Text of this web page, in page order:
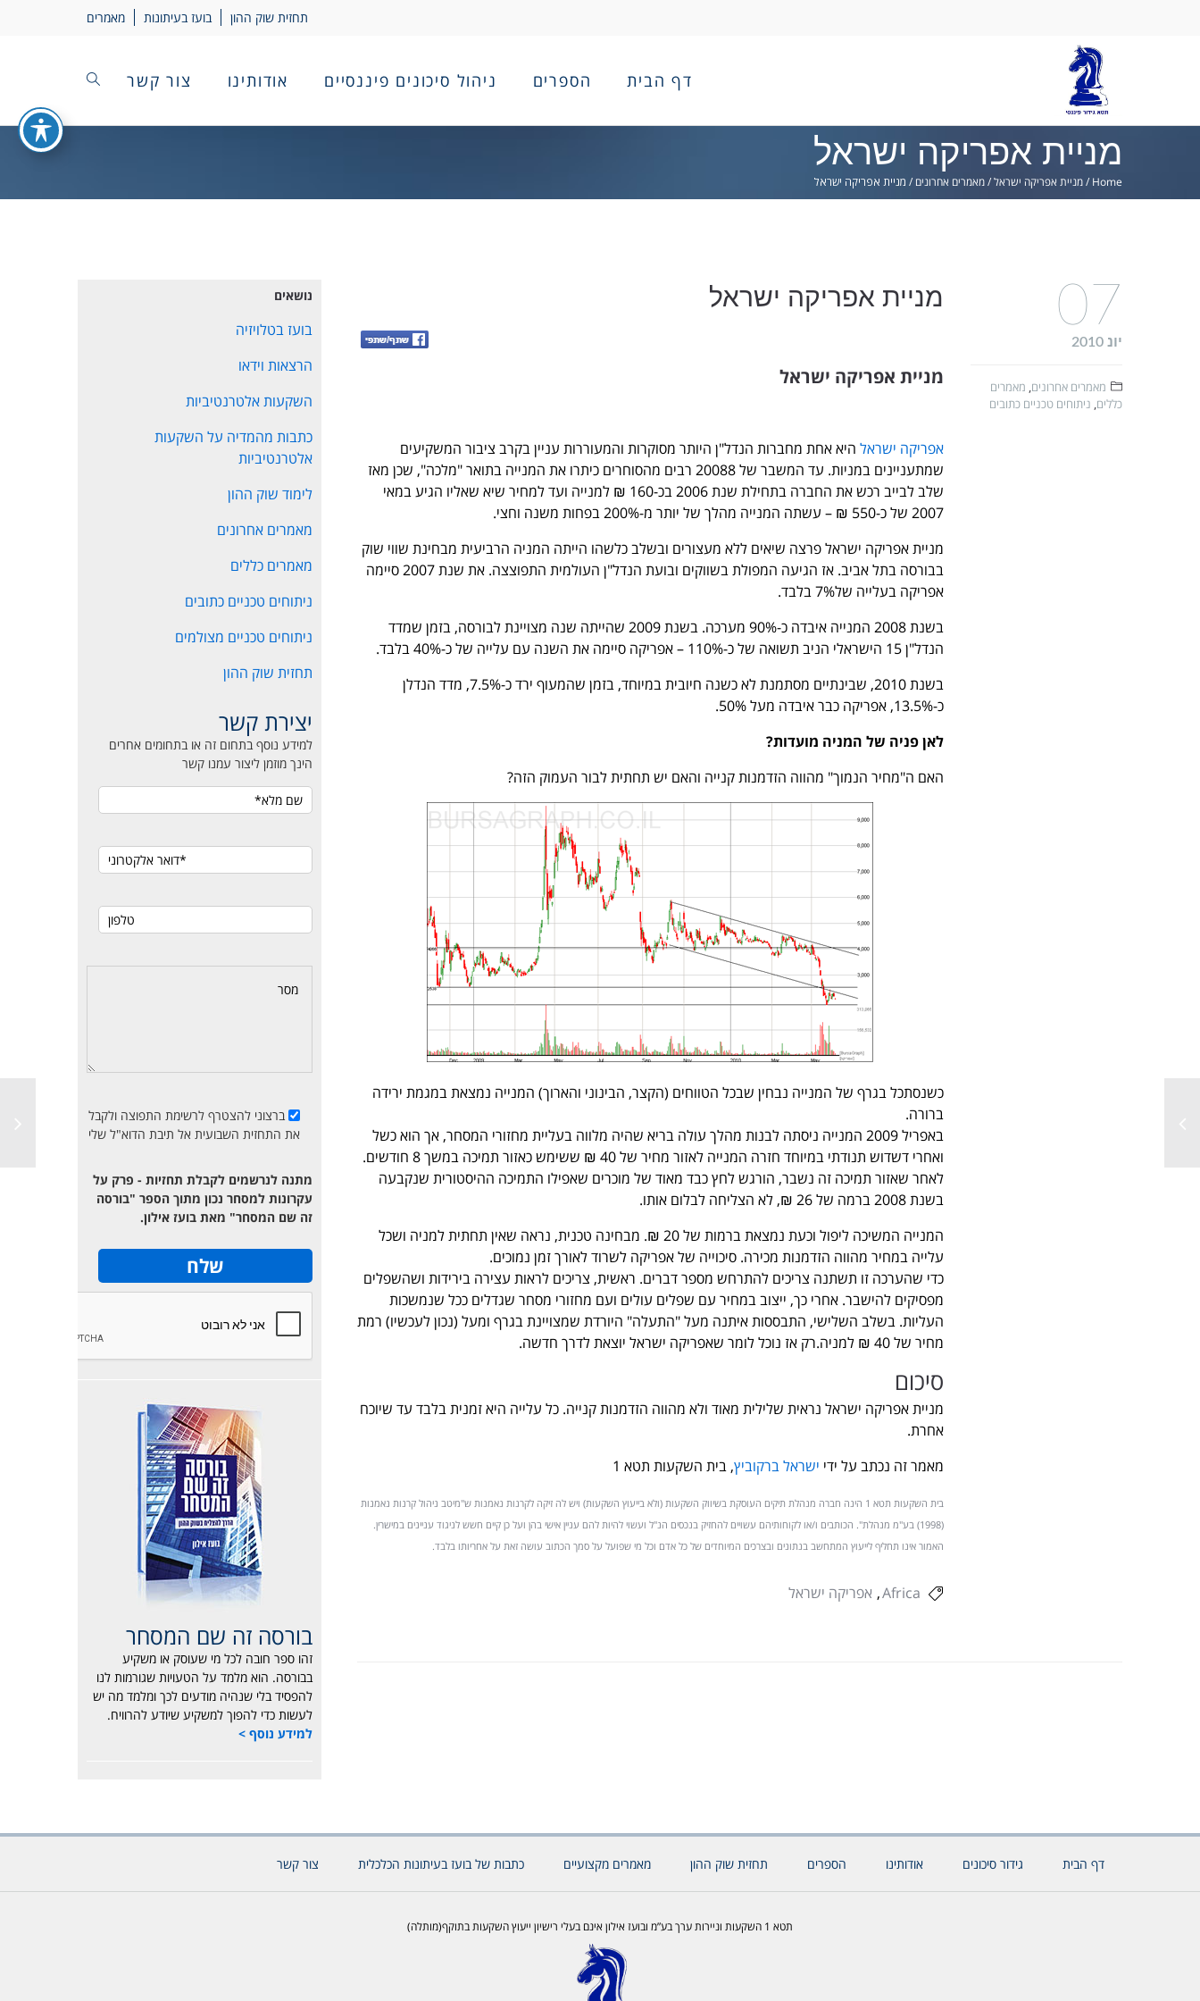
תחזית שוק ההון בועז בעיתונות מאמרים
דף הבית הספרים ניהול סיכונים פיננסיים אודותינו צור קשר
מניית אפריקה ישראל
Home
/מניית אפריקה ישראל/מאמרים אחרונים / מניית אפריקה ישראל
מניית אפריקה ישראל
מניית אפריקה ישראל
אפריקה ישראל היא אחת מחברות הנדל"ן היותר מסוקרות והמעוררות עניין בקרב ציבור המשקיעים
שמתעניינים במניות. עד המשבר של 20088 רבים מהסוחרים כיתרו את המנייה בתואר "מלכה", שכן מאז
שלב לבייב רכש את החברה בתחילת שנת 2006 בכ-160 ₪ למנייה ועד למחיר שיא שאליו הגיע במאי
2007 של כ-550 ₪ – עשתה המנייה מהלך של יותר מ-200% בפחות משנה וחצי.
מניית אפריקה ישראל פרצה שיאים ללא מעצורים ובשלב כלשהו הייתה המניה הרביעית מבחינת שווי שוק
בבורסה בתל אביב. אז הגיעה המפולת בשווקים ובועת הנדל"ן העולמית התפוצצה. את שנת 2007 סיימה
אפריקה בעלייה של7% בלבד.
בשנת 2008 המנייה איבדה כ-90% מערכה. בשנת 2009 שהייתה שנה מצויינת לבורסה, בזמן שמדד
הנדל"ן 15 הישראלי הניב תשואה של כ-110% – אפריקה סיימה את השנה עם עלייה של כ-40% בלבד.
בשנת 2010, שבינתיים מסתמנת לא כשנה חיובית במיוחד, בזמן שהמעוף ירד כ-7.5%, מדד הנדלן
כ-13.5%, אפריקה כבר איבדה מעל 50%.
לאן פניה של המניה מועדות?
האם ה"מחיר הנמוך" מהווה הזדמנות קנייה והאם יש תחתית לבור העמוק הזה?
כשנסתכל בגרף של המנייה נבחין שבכל הטווחים (הקצר, הבינוני והארוך) המנייה נמצאת במגמת ירידה
ברורה.
באפריל 2009 המנייה ניסתה לבנות מהלך עולה בריא שהיה מלווה בעליית מחזורי המסחר, אך הוא כשל
ואחרי דשדוש תנודתי במיוחד חזרה המנייה לאזור מחיר של 40 ₪ ששימש כאזור תמיכה במשך 8 חודשים.
לאחר שאזור תמיכה זה נשבר, הורגש לחץ כבד מאוד של מוכרים שאפילו התמיכה ההיסטורית שנקבעה
בשנת 2008 ברמה של 26 ₪, לא הצליחה לבלום אותו.
המנייה המשיכה ליפול וכעת נמצאת ברמות של 20 ₪. מבחינה טכנית, נראה שאין תחתית למניה ושכל
עלייה במחיר מהווה הזדמנות מכירה. סיכוייה של אפריקה לשרוד לאורך זמן נמוכים.
כדי שהערכה זו תשתנה צריכים להתרחש מספר דברים. ראשית, צריכים לראות עצירה בירידות ושהשפלים
מפסיקים להישבר. אחרי כך, ייצוב במחיר עם שפלים עולים ועם מחזורי מסחר שגדלים ככל שנמשכות
העליות. בשלב השלישי, התבססות איתנה מעל "התעלה" היורדת שמצויינת בגרף ומעל (נכון לעכשיו) רמת
מחיר של 40 ₪ למניה.רק אז נוכל לומר שאפריקה ישראל יוצאת לדרך חדשה.
סיכום
מניית אפריקה ישראל נראית שלילית מאוד ולא מהווה הזדמנות קנייה. כל עלייה היא זמנית בלבד עד שיוכח
אחרת.
מאמר זה נכתב על ידי ישראל ברקוביץ, בית השקעות תטא 1
בית השקעות תטא 1 הינה חברה מנהלת תיקים העוסקת בשיווק השקעות (ולא בייעוץ השקעות) ויש לה זיקה לקרנות נאמנות ש"מיטב ניהול קרנות נאמנות
(1998) בע"מ מנהלת". הכותבים ו/או לקוחותיהם עשויים להחזיק בנכסים הנ"ל ועשוי להיות להם עניין אישי בהן ועל כן קיים חשש לניגוד עניינים במישרין.
האמור אינו תחליף לייעוץ המתחשב בנתונים ובצרכים המיוחדים של כל אדם וכל מי שפועל על סמך הכתוב עושה זאת על אחריותו בלבד.
Africa אפריקה ישראל
07
יונ 2010
מאמרים אחרונים, מאמרים
כללים, ניתוחים טכניים כתובים
נושאים
בועז בטלויזיה
הרצאות וידאו
השקעות אלטרנטיביות
כתבות מהמדיה על השקעות
אלטרנטיביות
לימוד שוק ההון
מאמרים אחרונים
מאמרים כללים
ניתוחים טכניים כתובים
ניתוחים טכניים מצולמים
תחזית שוק ההון
יצירת קשר
למידע נוסף בתחום זה או בתחומים אחרים
הינך מוזמן ליצור עמנו קשר
ברצוני להצטרף לרשימת התפוצה ולקבל
את התחזית השבועית אל תיבת הדוא"ל שלי
מתנה לנרשמים לקבלת תחזיות - פרק על
עקרונות למסחר נכון מתוך הספר "בורסה
זה שם המסחר" מאת בועז אילון.
בורסה זה שם המסחר
זהו ספר חובה לכל מי שעוסק או משקיע
בבורסה. הוא מלמד על הטעויות שגורמות לנו
להפסיד בלי שנהיה מודעים לכך ומלמד מה יש
לעשות כדי להפוך למשקיע שיודע להרוויח.
למידע נוסף >
דף הבית גידור סיכונים אודותינו הספרים תחזית שוק ההון מאמרים מקצועיים כתבות של בועז בעיתונות הכלכלית צור קשר
תטא 1 השקעות וניירות ערך בע”מ ובועז אילון אינם בעלי רישיון ייעוץ השקעות בתוקף(מותלה)